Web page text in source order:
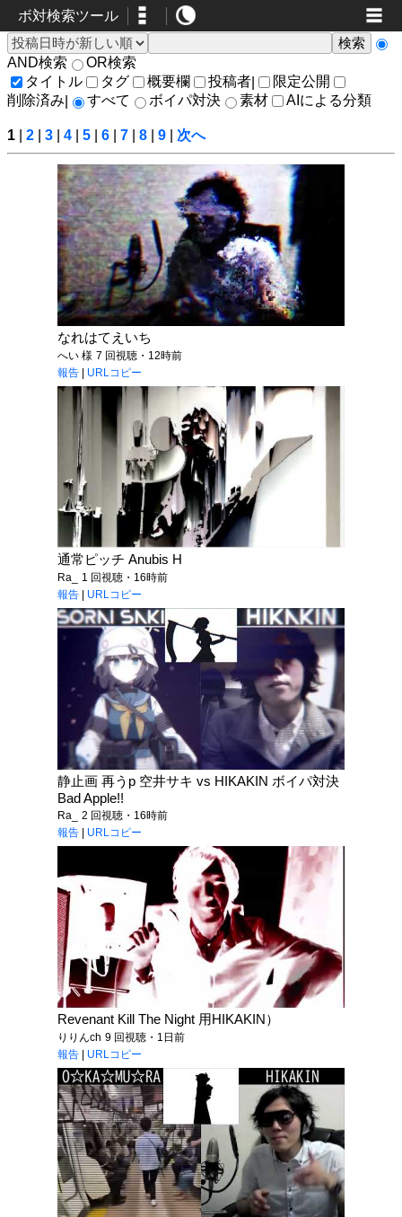
ボ対検索ツール
AND検索
OR検索
タイトル
タグ 概要欄 投稿者
限定公開
削除済み
すべて ボイパ対決 素材 AIによる分類
1 2 3 4 5 6 7 8 9 次へ
なれはてえいち
へい 様 7 回視聴・12時前
報告
URLコピー
通常ピッチ Anubis H
Ra_
1 回視聴・16時前
報告
URLコピー
静止画 再うp 空井サキ vs HIKAKIN ボイパ対決
Bad Apple!!
Ra_
2 回視聴・16時前
報告
URLコピー
Revenant Kill The Night 用HIKAKIN）
りりんch 9 回視聴・1日前
報告
URLコピー